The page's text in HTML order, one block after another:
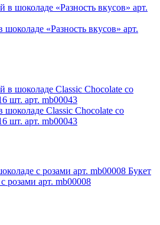
«Разность вкусов» арт.
шоколаде Classic Chocolate со
шт. арт. mb00043
Букет
розами арт. mb00008